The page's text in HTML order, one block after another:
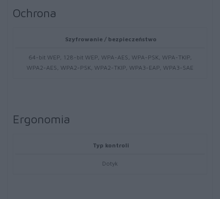
Ochrona
Szyfrowanie / bezpieczeństwo
64-bit WEP, 128-bit WEP, WPA-AES, WPA-PSK, WPA-TKIP,
WPA2-AES, WPA2-PSK, WPA2-TKIP, WPA3-EAP, WPA3-SAE
Ergonomia
Typ kontroli
Dotyk